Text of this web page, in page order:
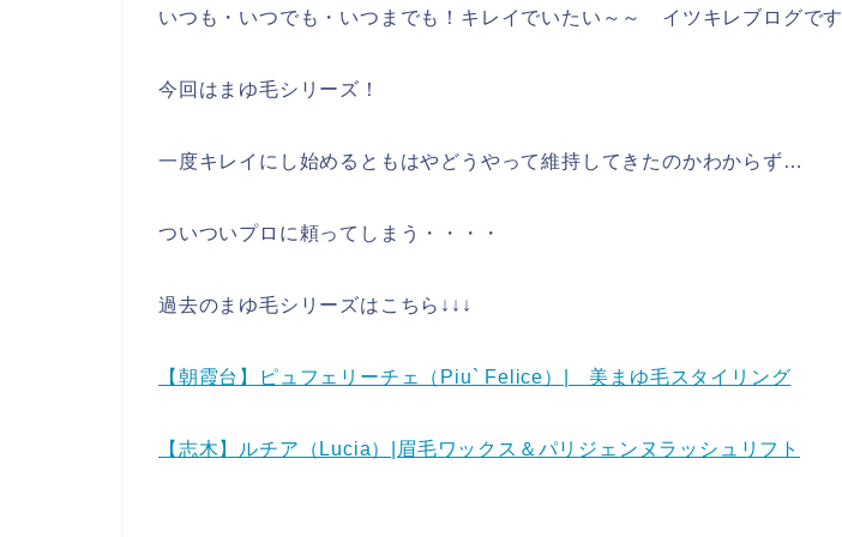
いつも・いつでも・いつまでも！キレイでいたい～～ イツキレブログです
今回はまゆ毛シリーズ！
一度キレイにし始めるともはやどうやって維持してきたのかわからず…
ついついプロに頼ってしまう・・・・
過去のまゆ毛シリーズはこちら↓↓↓
【朝霞台】ピュフェリーチェ（Piu` Felice）| 美まゆ毛スタイリング
【志木】ルチア（Lucia）|眉毛ワックス＆パリジェンヌラッシュリフト